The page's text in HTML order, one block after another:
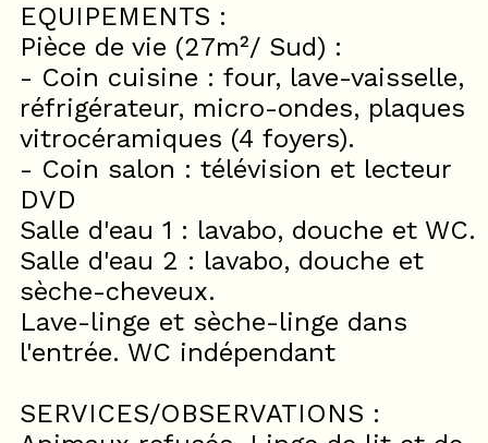
EQUIPEMENTS :
Pièce de vie (27m²/ Sud) :
- Coin cuisine : four, lave-vaisselle,
réfrigérateur, micro-ondes, plaques
vitrocéramiques (4 foyers).
- Coin salon : télévision et lecteur
DVD
Salle d'eau 1 : lavabo, douche et WC.
Salle d'eau 2 : lavabo, douche et
sèche-cheveux.
Lave-linge et sèche-linge dans
l'entrée. WC indépendant
SERVICES/OBSERVATIONS :